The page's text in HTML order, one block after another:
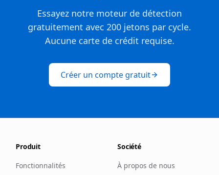
Essayez notre moteur de détection
gratuitement avec 200 jetons par cycle.
Aucune carte de crédit requise.
Créer un compte gratuit
Produit
Fonctionnalités
Société
À propos de nous